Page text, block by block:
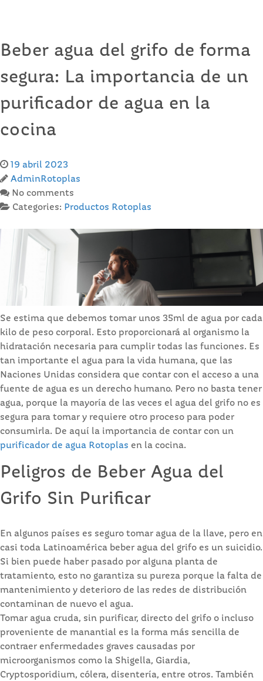
Beber agua del grifo de forma
segura: La importancia de un
purificador de agua en la
cocina
19 abril 2023
AdminRotoplas
No comments
Categories: Productos Rotoplas
Se estima que debemos tomar unos 35ml de agua por cada
kilo de peso corporal. Esto proporcionará al organismo la
hidratación necesaria para cumplir todas las funciones. Es
tan importante el agua para la vida humana, que las
Naciones Unidas considera que contar con el acceso a una
fuente de agua es un derecho humano. Pero no basta tener
agua, porque la mayoría de las veces el agua del grifo no es
segura para tomar y requiere otro proceso para poder
consumirla. De aquí la importancia de contar con un
purificador de agua Rotoplas en la cocina.
Peligros de Beber Agua del
Grifo Sin Purificar
En algunos países es seguro tomar agua de la llave, pero en
casi toda Latinoamérica beber agua del grifo es un suicidio.
Si bien puede haber pasado por alguna planta de
tratamiento, esto no garantiza su pureza porque la falta de
mantenimiento y deterioro de las redes de distribución
contaminan de nuevo el agua.
Tomar agua cruda, sin purificar, directo del grifo o incluso
proveniente de manantial es la forma más sencilla de
contraer enfermedades graves causadas por
microorganismos como la Shigella, Giardia,
Cryptosporidium, cólera, disentería, entre otros. También